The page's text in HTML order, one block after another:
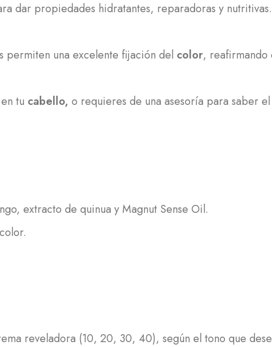
dar propiedades hidratantes, reparadoras y
permiten una excelente fijación del color, reafirmando
en tu cabello, o requieres de una asesoría para saber el
extracto de quinua y Magnut Sense Oil.
reveladora (10, 20, 30, 40), según el tono que